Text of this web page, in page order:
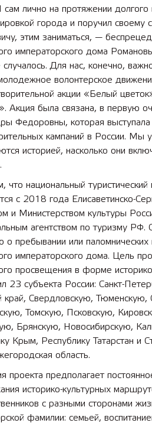
сам лично на протяжении долгого
города и поручил своему
этим заниматься, —
императорского дома
случалось. Для нас, конечно,
волонтерское
акции «Белый
Акция была связана, в первую
Федоровны, которая
кампаний в России. Мы
историей, насколько они
.
что национальный
с 2018 года Елисаветинско-
и Министерством культуры
агентством по туризму РФ.
о пребывании или паломнических
императорского дома. Цель
просвещения в форме
23 субъекта России: Санкт-
край, Свердловскую,
Томскую, Псковскую,
Брянскую, Новосибирскую,
Крым, Республику Татарстан и
область.
проекта предполагает
историко-культурных
с разными сторонами
фамилии: семьей,